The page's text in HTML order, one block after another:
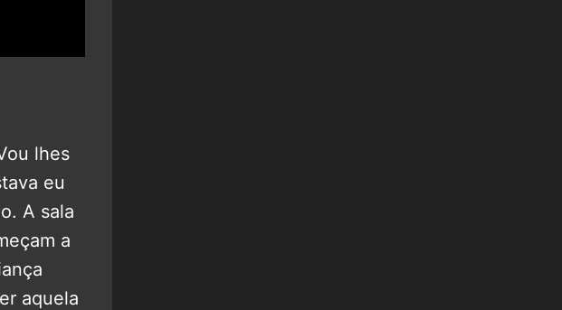
lhes
eu
A sala
a
aquela